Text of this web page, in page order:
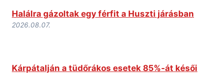
Halálra gázoltak egy férfit a Huszti járásban
2026.08.07.
Kárpátalján a tüdőrákos esetek 85%-át késői